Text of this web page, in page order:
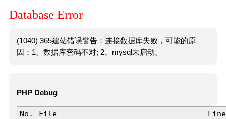
Database Error
(1040) 365建站错误警告：连接数据库失败，可能的原
因：1、数据库密码不对; 2、mysql未启动。
PHP Debug
No. File
Line